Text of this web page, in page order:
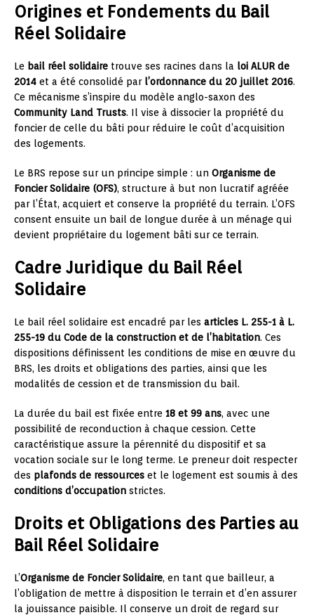
Origines et Fondements du Bail
Réel Solidaire
Le bail réel solidaire trouve ses racines dans la loi ALUR de
2014 et a été consolidé par l’ordonnance du 20 juillet 2016.
Ce mécanisme s’inspire du modèle anglo-saxon des
Community Land Trusts. Il vise à dissocier la propriété du
foncier de celle du bâti pour réduire le coût d’acquisition
des logements.
Le BRS repose sur un principe simple : un Organisme de
Foncier Solidaire (OFS), structure à but non lucratif agréée
par l’État, acquiert et conserve la propriété du terrain. L’OFS
consent ensuite un bail de longue durée à un ménage qui
devient propriétaire du logement bâti sur ce terrain.
Cadre Juridique du Bail Réel
Solidaire
Le bail réel solidaire est encadré par les articles L. 255-1 à L.
255-19 du Code de la construction et de l’habitation. Ces
dispositions définissent les conditions de mise en œuvre du
BRS, les droits et obligations des parties, ainsi que les
modalités de cession et de transmission du bail.
La durée du bail est fixée entre 18 et 99 ans, avec une
possibilité de reconduction à chaque cession. Cette
caractéristique assure la pérennité du dispositif et sa
vocation sociale sur le long terme. Le preneur doit respecter
des plafonds de ressources et le logement est soumis à des
conditions d’occupation strictes.
Droits et Obligations des Parties au
Bail Réel Solidaire
L’Organisme de Foncier Solidaire, en tant que bailleur, a
l’obligation de mettre à disposition le terrain et d’en assurer
la jouissance paisible. Il conserve un droit de regard sur